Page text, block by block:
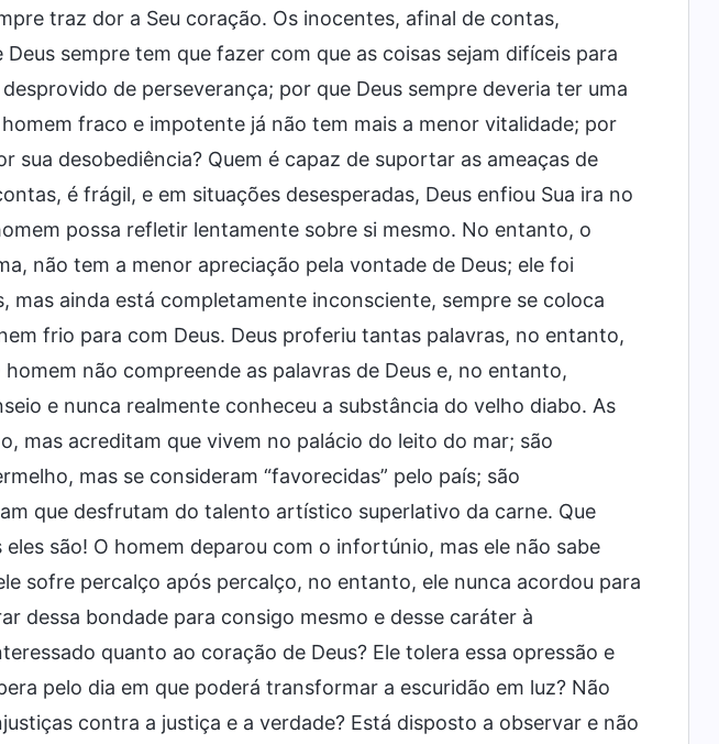
traz dor a Seu coração. Os inocentes, afinal de contas,
sempre tem que fazer com que as coisas sejam difíceis para
de perseverança; por que Deus sempre deveria ter uma
fraco e impotente já não tem mais a menor vitalidade; por
sua desobediência? Quem é capaz de suportar as ameaças de
é frágil, e em situações desesperadas, Deus enfiou Sua ira no
possa refletir lentamente sobre si mesmo. No entanto, o
não tem a menor apreciação pela vontade de Deus; ele foi
mas ainda está completamente inconsciente, sempre se coloca
frio para com Deus. Deus proferiu tantas palavras, no entanto,
homem não compreende as palavras de Deus e, no entanto,
e nunca realmente conheceu a substância do velho diabo. As
mas acreditam que vivem no palácio do leito do mar; são
mas se consideram “favorecidas” pelo país; são
que desfrutam do talento artístico superlativo da carne. Que
são! O homem deparou com o infortúnio, mas ele não sabe
sofre percalço após percalço, no entanto, ele nunca acordou para
dessa bondade para consigo mesmo e desse caráter à
quanto ao coração de Deus? Ele tolera essa opressão e
pelo dia em que poderá transformar a escuridão em luz? Não
contra a justiça e a verdade? Está disposto a observar e não